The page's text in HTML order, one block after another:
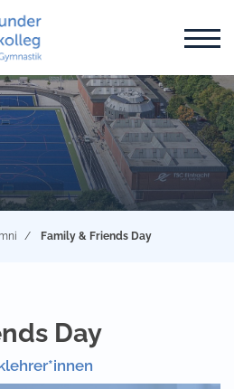
Family & Friends Day
Day